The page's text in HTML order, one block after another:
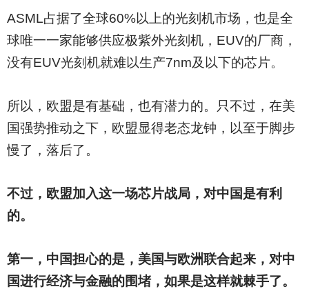
ASML占据了全球60%以上的光刻机市场，也是全
球唯一一家能够供应极紫外光刻机，EUV的厂商，
没有EUV光刻机就难以生产7nm及以下的芯片。
所以，欧盟是有基础，也有潜力的。只不过，在美
国强势推动之下，欧盟显得老态龙钟，以至于脚步
慢了，落后了。
不过，欧盟加入这一场芯片战局，对中国是有利
的。
第一，中国担心的是，美国与欧洲联合起来，对中
国进行经济与金融的围堵，如果是这样就棘手了。